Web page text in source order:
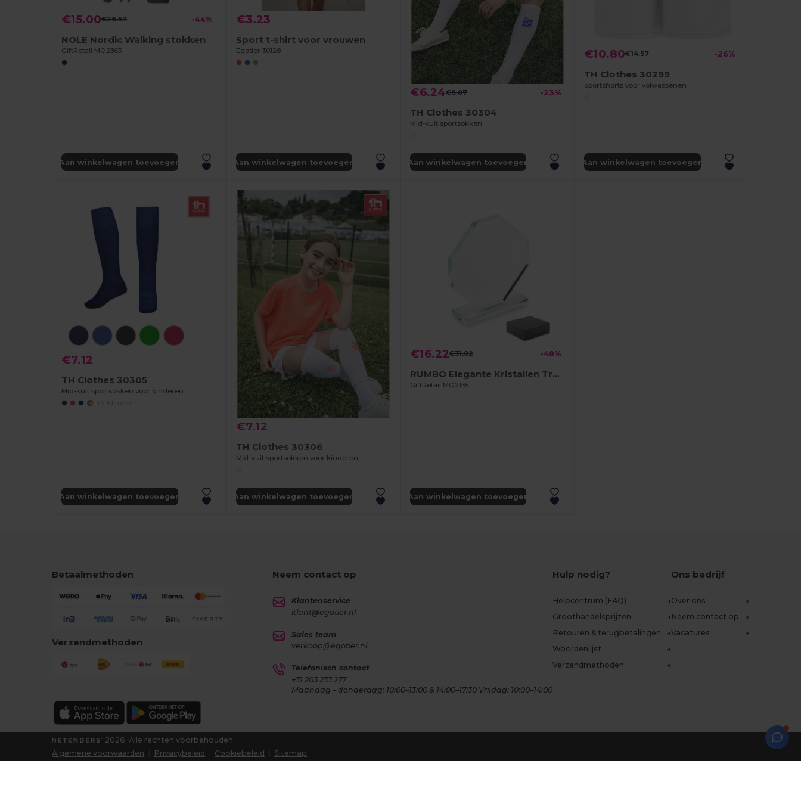
€15.00€26.57 -44%
NOLE Nordic Walking stokken
GiftRetail MO2363
Aan winkelwagen toevoegen
€3.23
Sport t-shirt voor vrouwen
Egotier 30128
Aan winkelwagen toevoegen
€6.24€8.07 -23%
TH Clothes 30304
Mid-kuit sportsokken
Aan winkelwagen toevoegen
€10.80€14.57 -26%
TH Clothes 30299
Sportshorts voor volwassenen
Aan winkelwagen toevoegen
€7.12
TH Clothes 30305
Mid-kuit sportsokken voor kinderen
Aan winkelwagen toevoegen
€7.12
TH Clothes 30306
Mid-kuit sportsokken voor kinderen
Aan winkelwagen toevoegen
€16.22€31.02 -48%
RUMBO Elegante Kristallen Trofee in Luxe Geschenkdoos
GiftRetail MO2135
Aan winkelwagen toevoegen
Betaalmethoden
Verzendmethoden
Neem contact op
Klantenservice
klant@egotier.nl
Sales team
verkoop@egotier.nl
Telefonisch contact
+31 203 233 277
Maandag – donderdag: 10:00–13:00 & 14:00–17:30 Vrijdag: 10:00–14:00
Hulp nodig?
Helpcentrum (FAQ)
Groothandelsprijzen
Retouren & terugbetalingen
Woordenlijst
Verzendmethoden
Ons bedrijf
Over ons
Neem contact op
Vacatures
2026. Alle rechten voorbehouden
Algemene voorwaarden
Privacybeleid Cookiebeleid Sitemap